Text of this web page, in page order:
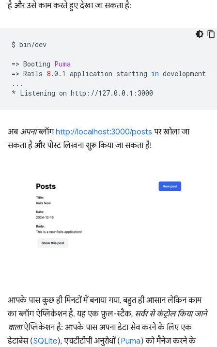
है और उसे काम करते हुए देखा जा सकता है:
$ bin/dev
=> Booting Puma
=> Rails 8.0.1 application starting in development
...
* Listening on
अब अपनाब्लॉगhttp://localhost:3000/posts पर खोला जा
सकता है और पोस्ट लिखना शुरू किया जा सकता है!
आपके पास कुछ ही मिनटों में बनाया गया, बहुत ही आसान लेकिन काम
का ब्लॉग ऐप्लिकेशन है. यह एक फ़ुल-स्टैक, सर्वर से कंट्रोल किया जाने
वालाऐप्लिकेशन है: आपके पास अपना डेटा सेव करने के लिए एक
डेटाबेस (SQLite), एचटीटीपी अनुरोधों (Puma) को मैनेज करने के